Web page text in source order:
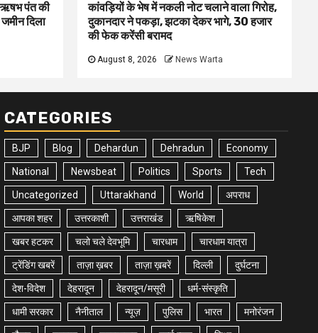
पंत की
दिला
कांवड़ियों के भेष में नकली नोट चलाने वाला गिरोह,
दुकानदार ने पकड़ा, झटका देकर भागे, 30 हजार
की फेक करेंसी बरामद
August 8, 2026 News Warta
CATEGORIES
BJP Blog Dehardun Dehradun Economy
National Newsbeat Politics Sports Tech
Uncategorized Uttarakhand World अपराध
आपका शहर उत्तरकाशी उत्तराखंड ऋषिकेश
खबर हटकर चलो चले देवभूमि चारधाम चारधाम यात्रा
ट्रेंडिंग खबरें ताज़ा ख़बर ताज़ा ख़बरें दिल्ली दुर्घटना
देश-विदेश देहरादून देहरादून/मसूरी धर्म-संस्कृति
धामी सरकार नैनीताल न्यूज़ पुलिस भारत मनोरंजन